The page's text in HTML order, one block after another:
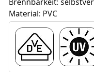
Brennbarkeit:
Material: PVC